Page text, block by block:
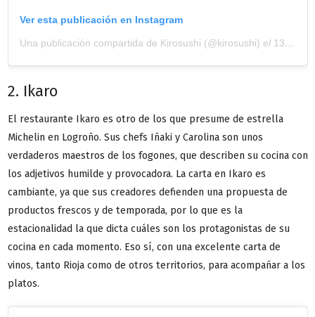
Ver esta publicación en Instagram
Una publicación compartida de Kirosushi (@kirosushi) el 13 Ago, 2019 a las 11:46 PDT
2. Ikaro
El restaurante Ikaro es otro de los que presume de estrella
Michelin en Logroño. Sus chefs Iñaki y Carolina son unos
verdaderos maestros de los fogones, que describen su cocina con
los adjetivos humilde y provocadora. La carta en Ikaro es
cambiante, ya que sus creadores defienden una propuesta de
productos frescos y de temporada, por lo que es la
estacionalidad la que dicta cuáles son los protagonistas de su
cocina en cada momento. Eso sí, con una excelente carta de
vinos, tanto Rioja como de otros territorios, para acompañar a los
platos.